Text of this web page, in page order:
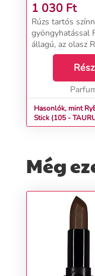
1 030 Ft
Rúzs tartós
gyöngyhatással
állagú, az olasz
származó rúzs csodálatosan puha,
hidratált és
kelti,
Hasonlók, mint
Még